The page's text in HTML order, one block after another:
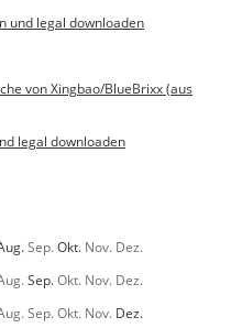
und legal downloaden
von Xingbao/BlueBrixx (aus
legal downloaden
Sep.Okt. Nov. Dez.
Sep.Okt. Nov. Dez.
Sep.Okt. Nov. Dez.